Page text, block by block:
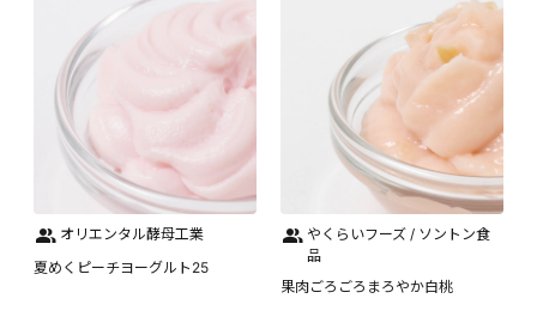
オリエンタル酵母工業
夏めくピーチヨーグルト25
やくらいフーズ / ソントン食
品
果肉ごろごろまろやか白桃